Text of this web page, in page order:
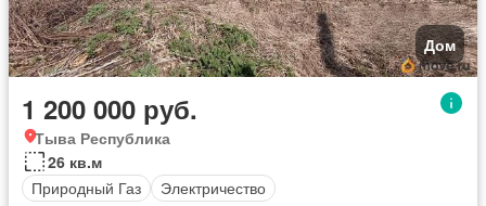
Дом
1 200 000 руб.
Тыва Республика
26 кв.м
Природный Газ
Электричество